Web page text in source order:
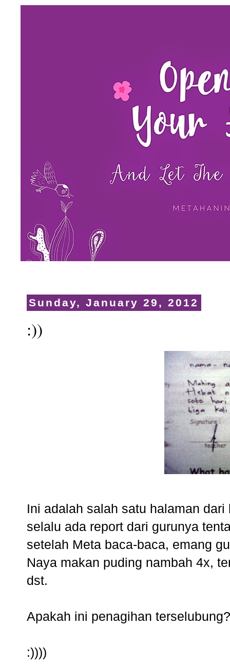
Sunday, January 29, 2012
:))
Ini adalah salah satu halaman
selalu ada report dari gurunya
setelah Meta baca-baca, emang
Naya makan puding nambah 4x,
dst.
Apakah ini penagihan
:))))